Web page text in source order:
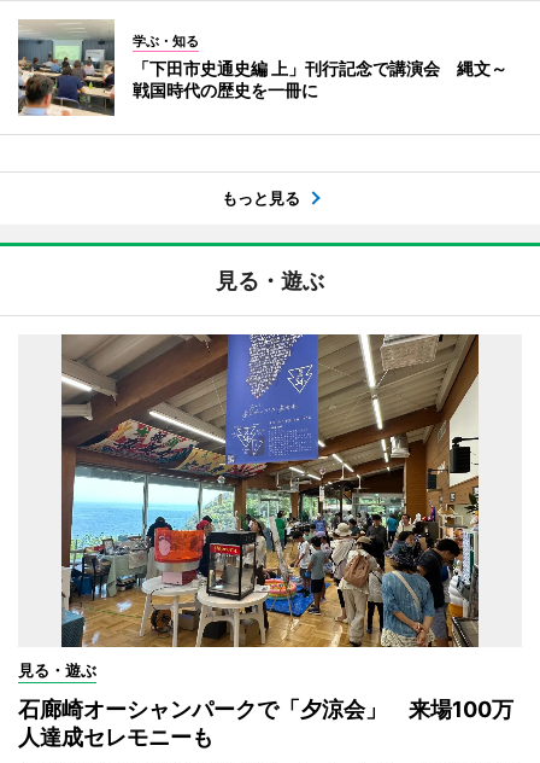
学ぶ・知る
「下田市史通史編 上」刊行記念で講演会 縄文～
戦国時代の歴史を一冊に
もっと見る
見る・遊ぶ
見る・遊ぶ
石廊崎オーシャンパークで「夕涼会」 来場100万
人達成セレモニーも